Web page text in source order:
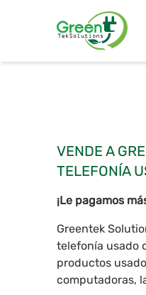
VENDE A
TELEFONÍA
¡Le pagamos
Greentek
telefonía usado
productos
computadoras,